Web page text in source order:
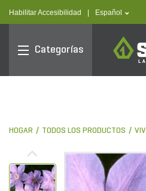
Habilitar Accesibilidad text.language
Español
Categorías
SiteOne
HOGAR TODOS LOS PRODUCTOS